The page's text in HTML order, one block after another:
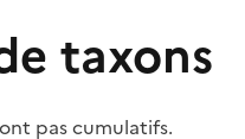
taxons
pas cumulatifs.